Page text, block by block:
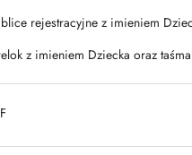
rejestracyjne z imieniem
z imieniem Dziecka oraz